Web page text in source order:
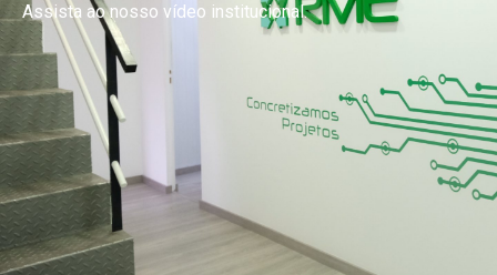
Assista ao nosso vídeo institucional.